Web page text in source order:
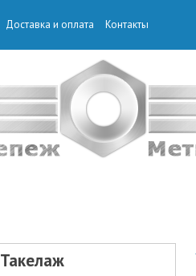
Доставка и оплата Контакты
Такелаж